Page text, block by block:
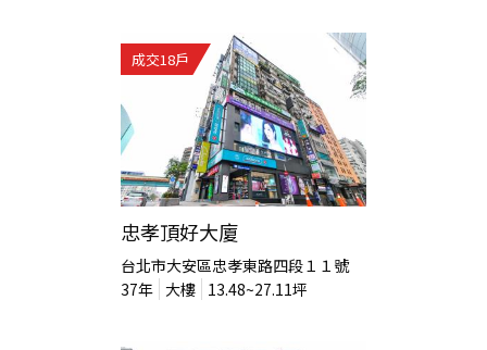
成交18戶
忠孝頂好大廈
台北市大安區忠孝東路四段１１號
37年 大樓 13.48~27.11坪